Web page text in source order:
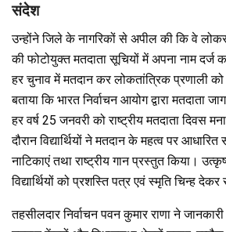
संदेश
उन्होंने जिले के नागरिकों से अपील की कि वे
की फोटोयुक्त मतदाता सूचियों में अपना नाम दर्ज
हर चुनाव में मतदान कर लोकतांत्रिक प्रणाली
बताया कि भारत निर्वाचन आयोग द्वारा मतदाता
हर वर्ष 25 जनवरी को राष्ट्रीय मतदाता दिवस
दौरान विद्यार्थियों ने मतदान के महत्व पर
नाटिकाएं तथा राष्ट्रीय गान प्रस्तुत किया।
विद्यार्थियों को प्रशस्ति पत्र एवं स्मृति चिन्ह देकर
तहसीलदार निर्वाचन पवन कुमार राणा ने